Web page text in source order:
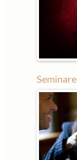
Seminare